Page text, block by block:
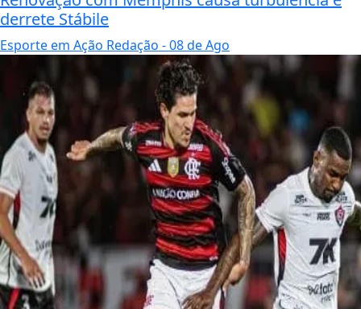
derrete Stábile
Esporte em Ação Redação - 08 de Ago